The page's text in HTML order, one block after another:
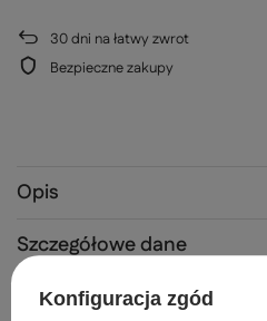
30dni na łatwy zwrot
Bezpieczne zakupy
Opis
Szczegółowe dane
Do pobrania
Konfiguracja zgód